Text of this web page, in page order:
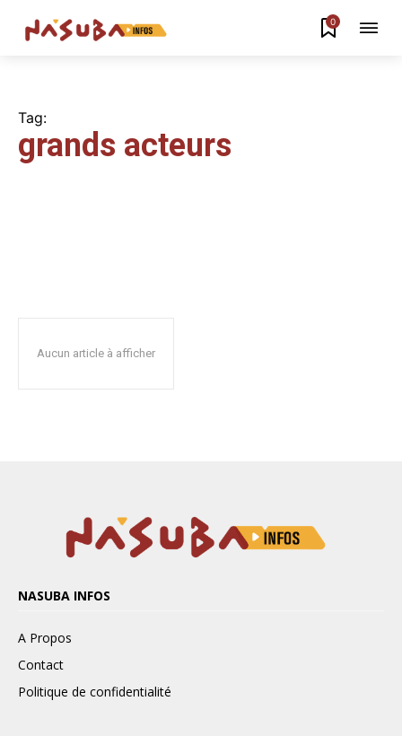
0
Tag:
grands acteurs
Aucun article à afficher
NASUBA INFOS
A Propos
Contact
Politique de confidentialité